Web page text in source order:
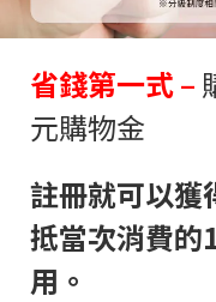
省錢第一式 –
元購物金
註冊就可以獲
抵當次消費
用。